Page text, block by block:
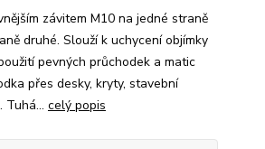
závitem M10 na jedné straně
druhé. Slouží k uchycení objímky
pevných průchodek a matic
přes desky, kryty, stavební
Tuhá... celý popis